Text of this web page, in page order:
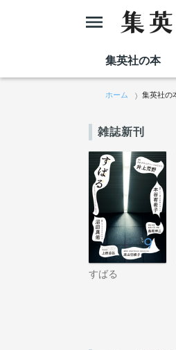
集英社の本
ホーム 集英社の
雑誌新刊
すばる